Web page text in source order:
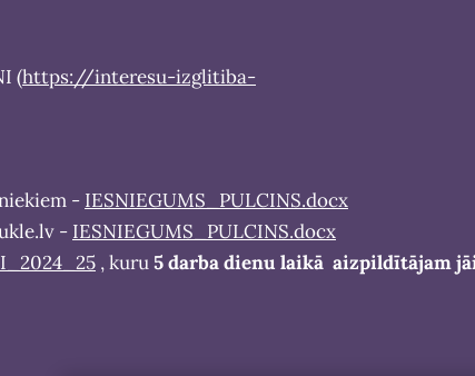
(https://interesu-izglitiba-
- IESNIEGUMS_PULCINS.docx
- IESNIEGUMS_PULCINS.docx
, kuru5 darba dienu laikā aizpildītājam